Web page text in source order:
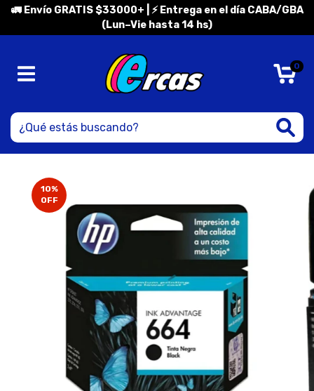
🚛 Envío GRATIS $33000+ | ⚡ Entrega en el día CABA/GBA
(Lun–Vie hasta 14 hs)
0
10%
OFF